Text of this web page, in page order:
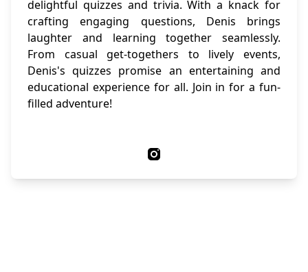
delightful quizzes and trivia. With a knack for
crafting engaging questions, Denis brings
laughter and learning together seamlessly.
From casual get-togethers to lively events,
Denis's quizzes promise an entertaining and
educational experience for all. Join in for a fun-
filled adventure!